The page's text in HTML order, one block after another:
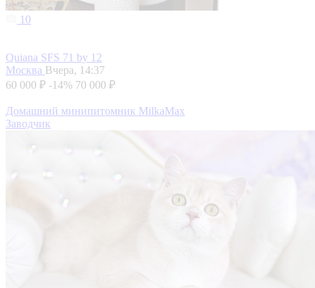
10
Quiana SFS 71 by 12
Москва Вчера, 14:37
60 000 ₽ -14% 70 000 ₽
Домашний минипитомник MilkaMax
Заводчик